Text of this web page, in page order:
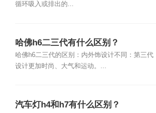
循环吸入或排出的...
哈佛h6二三代有什么区别？
哈佛h6二三代的区别：内外饰设计不同：第三代
设计更加时尚、大气和运动。...
汽车灯h4和h7有什么区别？